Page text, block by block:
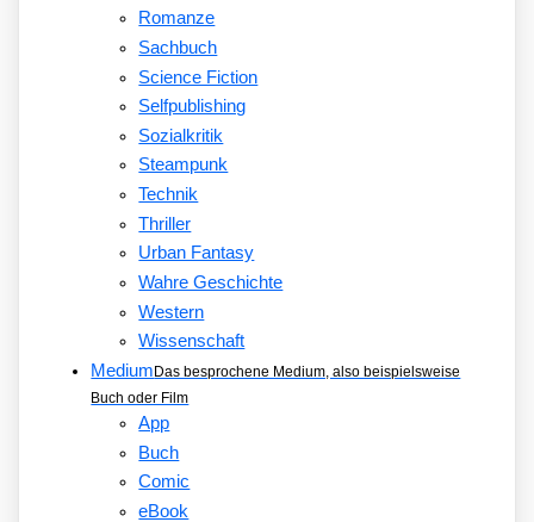
Romanze
Sachbuch
Science Fiction
Selfpublishing
Sozialkritik
Steampunk
Technik
Thriller
Urban Fantasy
Wahre Geschichte
Western
Wissenschaft
Medium Das besprochene Medium, also beispielsweise
Buch oder Film
App
Buch
Comic
eBook